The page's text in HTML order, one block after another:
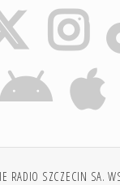
RADIO SZCZECIN SA.